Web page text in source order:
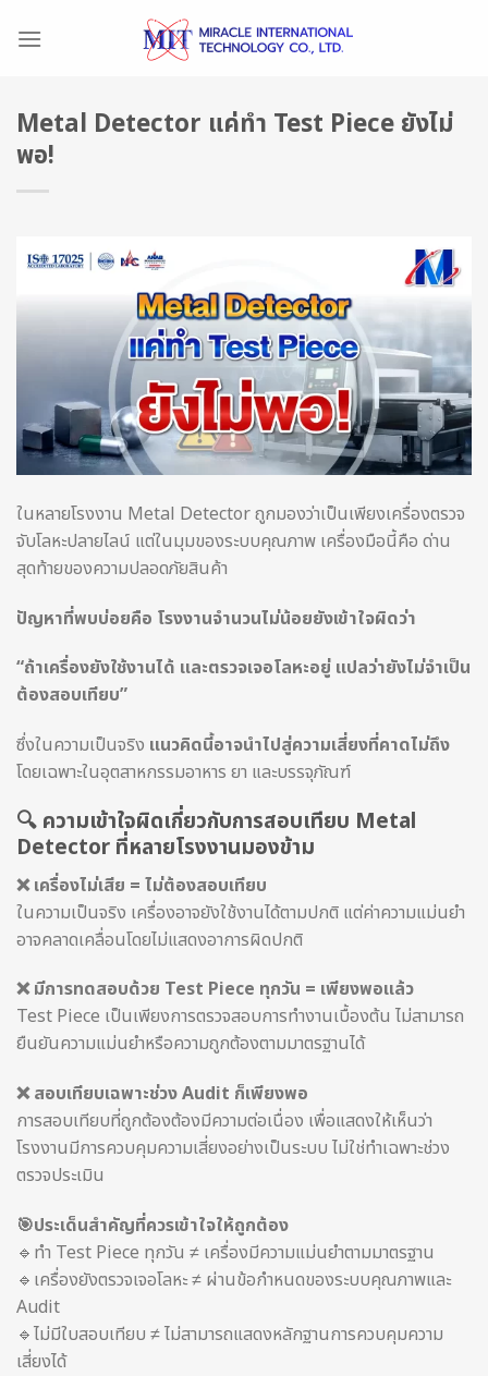
Metal Detector แค่ทำ Test Piece ยังไม่
พอ!
ในหลายโรงงาน Metal Detector ถูกมองว่าเป็นเพียงเครื่องตรวจ
จับโลหะปลายไลน์ แต่ในมุมของระบบคุณภาพ เครื่องมือนี้คือ ด่าน
สุดท้ายของความปลอดภัยสินค้า
ปัญหาที่พบบ่อยคือ โรงงานจำนวนไม่น้อยยังเข้าใจผิดว่า
“ถ้าเครื่องยังใช้งานได้ และตรวจเจอโลหะอยู่ แปลว่ายังไม่จำเป็น
ต้องสอบเทียบ”
ซึ่งในความเป็นจริง แนวคิดนี้อาจนำไปสู่ความเสี่ยงที่คาดไม่ถึง
โดยเฉพาะในอุตสาหกรรมอาหาร ยา และบรรจุภัณฑ์
🔍 ความเข้าใจผิดเกี่ยวกับการสอบเทียบ Metal
Detector ที่หลายโรงงานมองข้าม
❌ เครื่องไม่เสีย = ไม่ต้องสอบเทียบ
ในความเป็นจริง เครื่องอาจยังใช้งานได้ตามปกติ แต่ค่าความแม่นยำ
อาจคลาดเคลื่อนโดยไม่แสดงอาการผิดปกติ
❌ มีการทดสอบด้วย Test Piece ทุกวัน = เพียงพอแล้ว
Test Piece เป็นเพียงการตรวจสอบการทำงานเบื้องต้น ไม่สามารถ
ยืนยันความแม่นยำหรือความถูกต้องตามมาตรฐานได้
❌ สอบเทียบเฉพาะช่วง Audit ก็เพียงพอ
การสอบเทียบที่ถูกต้องต้องมีความต่อเนื่อง เพื่อแสดงให้เห็นว่า
โรงงานมีการควบคุมความเสี่ยงอย่างเป็นระบบ ไม่ใช่ทำเฉพาะช่วง
ตรวจประเมิน
🎯ประเด็นสำคัญที่ควรเข้าใจให้ถูกต้อง
🔹ทำ Test Piece ทุกวัน ≠ เครื่องมีความแม่นยำตามมาตรฐาน
🔹เครื่องยังตรวจเจอโลหะ ≠ ผ่านข้อกำหนดของระบบคุณภาพและ
Audit
🔹ไม่มีใบสอบเทียบ ≠ ไม่สามารถแสดงหลักฐานการควบคุมความ
เสี่ยงได้